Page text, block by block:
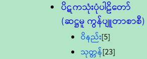
ပိဋကသုံးပုံပါဠိတော်
(ဆဋ္ဌမူ ကွန်ပျူတာစာစီ)
ဝိနည်း[5]
သုတ္တန်[23]